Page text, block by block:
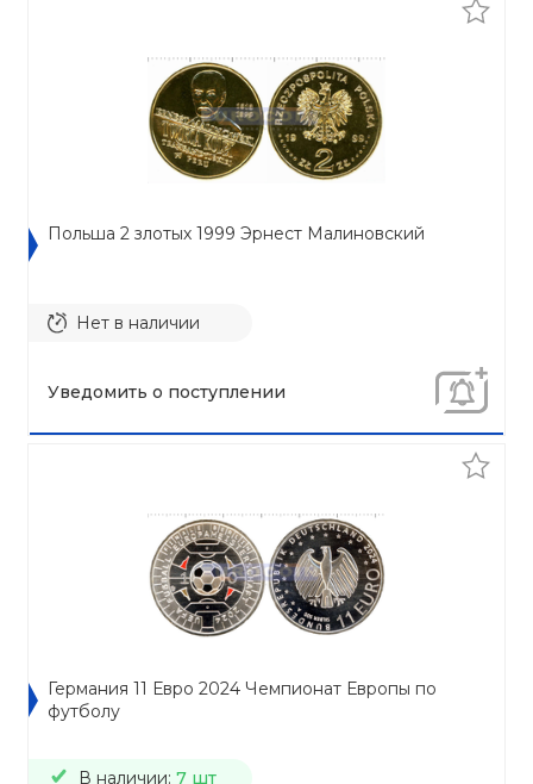
Польша 2 злотых 1999 Эрнест Малиновский
Нет в наличии
Уведомить о поступлении
Германия 11 Евро 2024 Чемпионат Европы по
футболу
В наличии: 7 шт